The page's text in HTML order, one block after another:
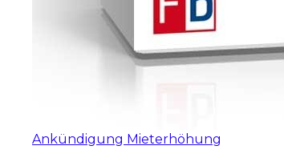
Ankündigung Mieterhöhung